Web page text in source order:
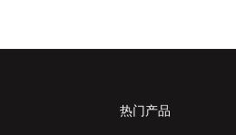
热门产品